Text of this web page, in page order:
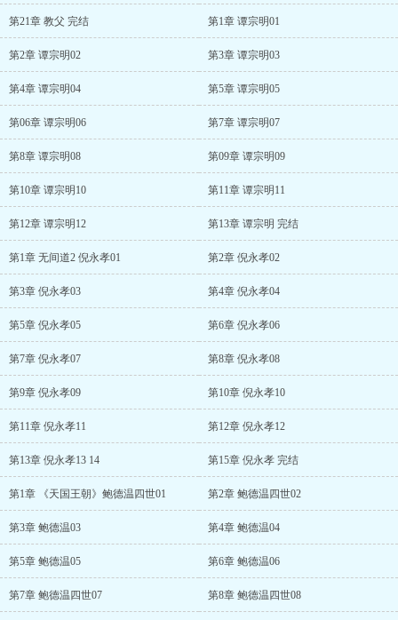
第21章 教父 完结 第1章 谭宗明01
第2章 谭宗明02 第3章 谭宗明03
第4章 谭宗明04 第5章 谭宗明05
第06章 谭宗明06 第7章 谭宗明07
第8章 谭宗明08 第09章 谭宗明09
第10章 谭宗明10 第11章 谭宗明11
第12章 谭宗明12 第13章 谭宗明 完结
第1章 无间道2 倪永孝01 第2章 倪永孝02
第3章 倪永孝03 第4章 倪永孝04
第5章 倪永孝05 第6章 倪永孝06
第7章 倪永孝07 第8章 倪永孝08
第9章 倪永孝09 第10章 倪永孝10
第11章 倪永孝11 第12章 倪永孝12
第13章 倪永孝13 14 第15章 倪永孝 完结
第1章 《天国王朝》鲍德温四世01 第2章 鲍德温四世02
第3章 鲍德温03 第4章 鲍德温04
第5章 鲍德温05 第6章 鲍德温06
第7章 鲍德温四世07 第8章 鲍德温四世08